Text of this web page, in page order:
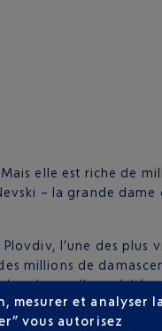
elle est riche de
– la grande dame
l’une des plus
millions de
les ruelles
oser la différence
mesurer et analyser
vous autorisez